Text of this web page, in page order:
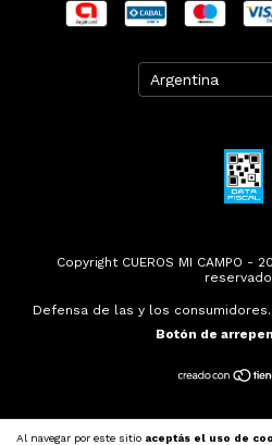
Al navegar por este sitio aceptás el uso de
Copyright CUEROS MI CAMPO -
Defensa de las y los
Botón de